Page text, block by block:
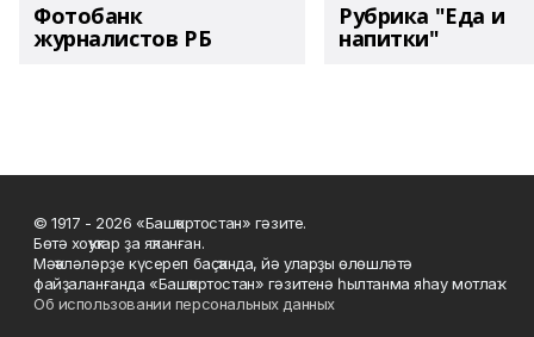
Фотобанк
журналистов РБ
Рубрика "Еда и
напитки"
© 1917 - 2026 «Башҡортостан» гәзите.
Бөтә хоҡуҡтар ҙа яҡланған.
Мәҡәләләрҙе күсереп баҫҡанда, йә уларҙы өлөшләтә
файҙаланғанда «Башҡортостан» гәзитенә һылтанма яһау мотлаҡ.
Об использовании персональных данных